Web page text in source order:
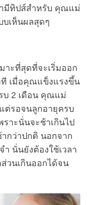
ามีทิปส์สำหรับ คุณแม่
เห็นผลสุดๆ
าะที่สุดที่จะเริ่มออก
ที เมื่อคุณแข็งแรงขึ้น
บ 2 เดือน คุณแม่
ต่รอจนลูกอายุครบ
ราะนั่นจะช้าเกินไป
กว่าปกติ นอกจาก
นั่นยังต้องใช้เวลา
วนเกินออกได้จน